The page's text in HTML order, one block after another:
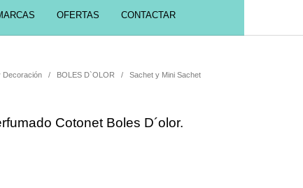
OFERTAS CONTACTAR
Utensilios de Peluquería Z.one Concept
Decoración / BOLES D`OLOR / Sachet y Mini Sachet
Cotonet Boles D´olor.